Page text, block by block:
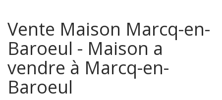
Vente Maison Marcq-en-
Baroeul - Maison a
vendre à Marcq-en-
Baroeul